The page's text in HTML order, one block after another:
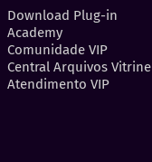
Download Plug-in
Academy
Comunidade VIP
Central Arquivos Vitrine
Atendimento VIP